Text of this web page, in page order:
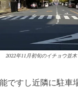
2022年11月初旬のイチョウ並木
ですし近隣に駐車